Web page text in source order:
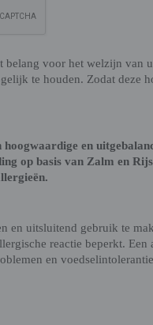
belang voor het welzijn van
te houden. Zodat deze
en
op basis van Zalm en
en uitsluitend gebruik te
reactie beperkt.
en